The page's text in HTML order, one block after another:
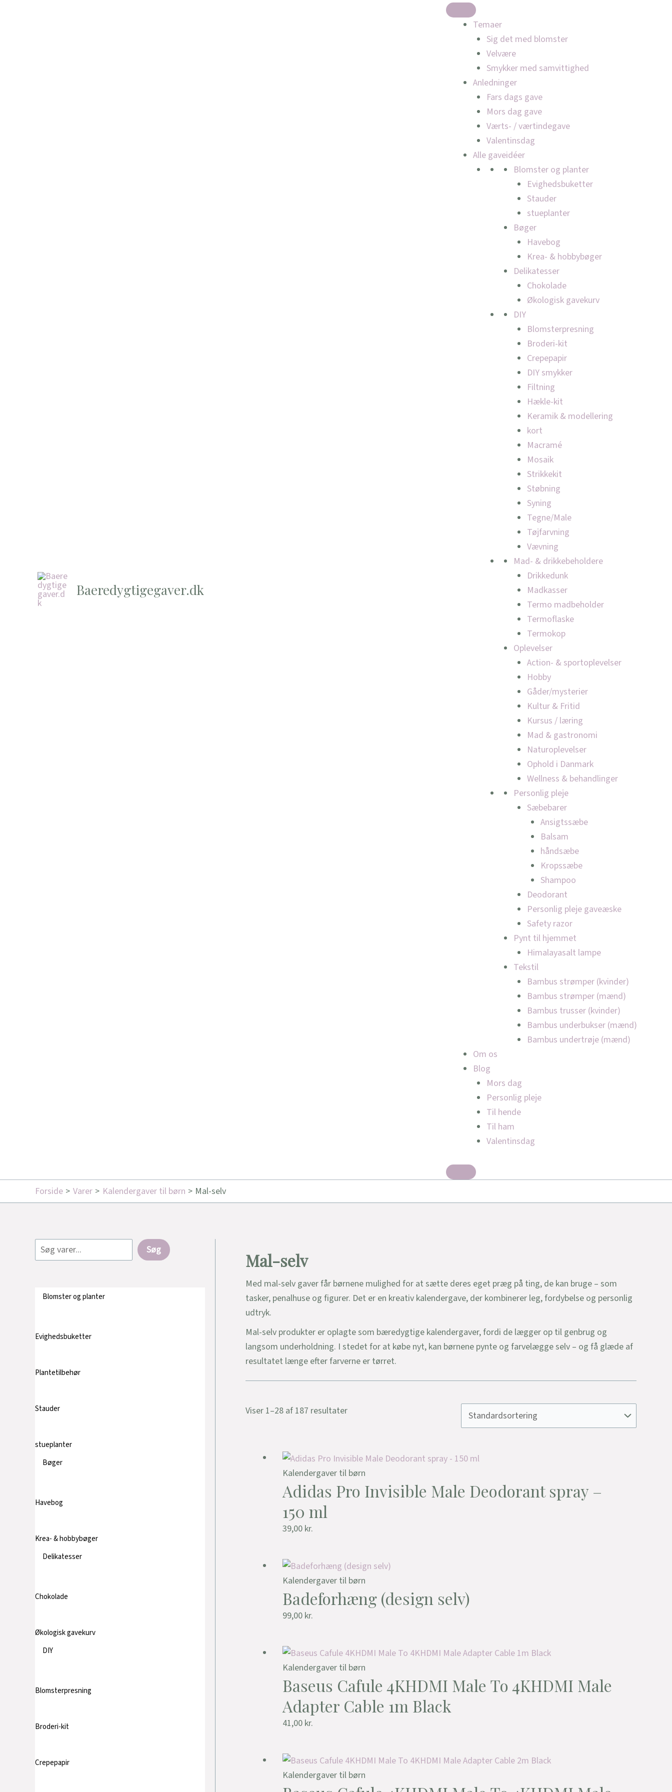
Baeredygtigegaver.dk
Temaer
Sig det med blomster
Velvære
Smykker med samvittighed
Anledninger
Fars dags gave
Mors dag gave
Værts- / værtindegave
Valentinsdag
Alle gaveidéer
Blomster og planter
Evighedsbuketter
Stauder
stueplanter
Bøger
Havebog
Krea- & hobbybøger
Delikatesser
Chokolade
Økologisk gavekurv
DIY
Blomsterpresning
Broderi-kit
Crepepapir
DIY smykker
Filtning
Hækle-kit
Keramik & modellering
kort
Macramé
Mosaik
Strikkekit
Støbning
Syning
Tegne/Male
Tøjfarvning
Vævning
Mad- & drikkebeholdere
Drikkedunk
Madkasser
Termo madbeholder
Termoflaske
Termokop
Oplevelser
Action- & sportoplevelser
Hobby
Gåder/mysterier
Kultur & Fritid
Kursus / læring
Mad & gastronomi
Naturoplevelser
Ophold i Danmark
Wellness & behandlinger
Personlig pleje
Sæbebarer
Ansigtssæbe
Balsam
håndsæbe
Kropssæbe
Shampoo
Deodorant
Personlig pleje gaveæske
Safety razor
Pynt til hjemmet
Himalayasalt lampe
Tekstil
Bambus strømper (kvinder)
Bambus strømper (mænd)
Bambus trusser (kvinder)
Bambus underbukser (mænd)
Bambus undertrøje (mænd)
Om os
Blog
Mors dag
Personlig pleje
Til hende
Til ham
Valentinsdag
Forside Varer Kalendergaver til børn Mal-selv
Søg
Blomster og planter
Evighedsbuketter
Plantetilbehør
Stauder
stueplanter
Bøger
Havebog
Krea- & hobbybøger
Delikatesser
Chokolade
Økologisk gavekurv
DIY
Blomsterpresning
Broderi-kit
Crepepapir
Mal-selv
Med mal-selv gaver får børnene mulighed for at sætte deres eget præg på ting, de kan bruge – som
tasker, penalhuse og figurer. Det er en kreativ kalendergave, der kombinerer leg, fordybelse og personlig
udtryk.
Mal-selv produkter er oplagte som bæredygtige kalendergaver, fordi de lægger op til genbrug og
langsom underholdning. I stedet for at købe nyt, kan børnene pynte og farvelægge selv – og få glæde af
resultatet længe efter farverne er tørret.
Viser 1–28 af 187 resultater
Kalendergaver til børn
Adidas Pro Invisible Male Deodorant spray –
150 ml
39,00 kr.
Kalendergaver til børn
Badeforhæng (design selv)
99,00 kr.
Kalendergaver til børn
Baseus Cafule 4KHDMI Male To 4KHDMI Male
Adapter Cable 1m Black
41,00 kr.
Kalendergaver til børn